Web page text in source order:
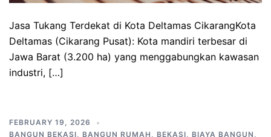
Jasa Tukang Terdekat di Kota Deltamas CikarangKota
Deltamas (Cikarang Pusat): Kota mandiri terbesar di
Jawa Barat (3.200 ha) yang menggabungkan kawasan
industri, […]
FEBRUARY 19, 2026
BANGUN BEKASI, BANGUN RUMAH , BEKASI, BIAYA BANGUN ,